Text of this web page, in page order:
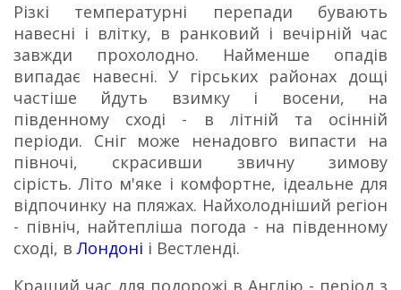
Різкі температурні перепади бувають
навесні і влітку, в ранковий і вечірній час
завжди прохолодно. Найменше опадів
випадає навесні.У гірських районах дощі
частіше йдуть взимку і восени, на
південному сході - в літній та осінній
періоди. Сніг може ненадовго випасти на
півночі, скрасивши звичну зимову
сірість.Літо м'яке і комфортне, ідеальне для
відпочинку на пляжах. Найхолодніший регіон
- північ, найтепліша погода - на південному
сході, вЛондоні і Вестленді.
Кращий час для подорожі в Англію - період з